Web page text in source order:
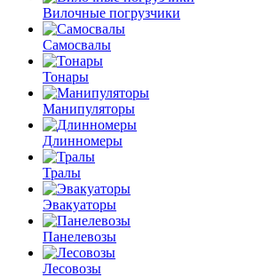
Вилочные погрузчики
Самосвалы
Тонары
Манипуляторы
Длинномеры
Тралы
Эвакуаторы
Панелевозы
Лесовозы